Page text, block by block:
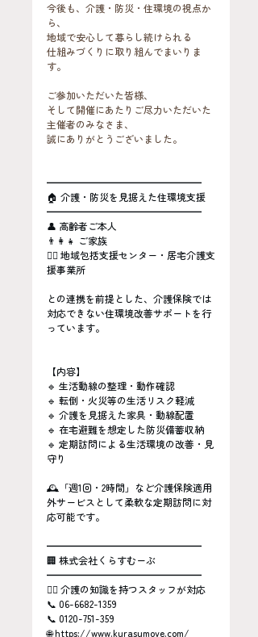
今後も、介護・防災・住環境の視点か
ら、
地域で安心して暮らし続けられる
仕組みづくりに取り組んでまいりま
す。
ご参加いただいた皆様、
そして開催にあたりご尽力いただいた
主催者のみなさま、
誠にありがとうございました。
━━━━━━━━━━━━━━━━
🏠 介護・防災を見据えた住環境支援
━━━━━━━━━━━━━━━━
👤 高齢者ご本人
👨‍👩‍👧 ご家族
🧑‍⚕️ 地域包括支援センター・居宅介護支
援事業所
との連携を前提とした、介護保険では
対応できない住環境改善サポートを行
っています。
【内容】
🔹 生活動線の整理・動作確認
🔹 転倒・火災等の生活リスク軽減
🔹 介護を見据えた家具・動線配置
🔹 在宅避難を想定した防災備蓄収納
🔹 定期訪問による生活環境の改善・見
守り
🕰「週1回・2時間」など介護保険適用
外サービスとして柔軟な定期訪問に対
応可能です。
━━━━━━━━━━━━━━━━
🏢 株式会社くらすむーぶ
━━━━━━━━━━━━━━━━
👩‍⚕️ 介護の知識を持つスタッフが対応
📞 06-6682-1359
📞 0120-751-359
🌐 https://www.kurasumove.com/